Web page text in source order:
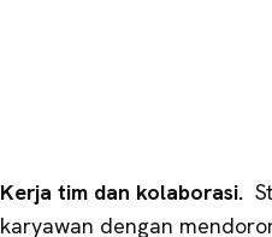
Kerja tim dan kolaborasi.
karyawan dengan